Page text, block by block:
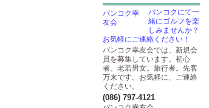
バンコクにて一
緒にゴルフを楽
しみませんか？
お気軽にご連絡ください！
バンコク幸友会では、新規会
員を募集しています。初心
者。老若男女。旅行者。先客
万来です。お気軽に、ご連絡
ください。
(086) 797-4121